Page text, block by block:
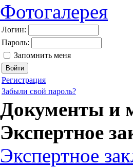
Фотогалерея
Логин:
Пароль:
Запомнить меня
Регистрация
Забыли свой пароль?
Документы и
Экспертное
Экспертное